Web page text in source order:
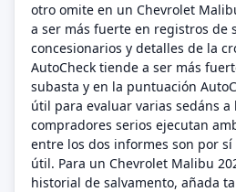
otro omite en un Chevrolet
a ser más fuerte en registros de
concesionarios y detalles de la
AutoCheck tiende a ser más
subasta y en la puntuación
útil para evaluar varias sedáns a
compradores serios ejecutan
entre los dos informes son por
útil. Para un Chevrolet Malibu
historial de salvamento, añada